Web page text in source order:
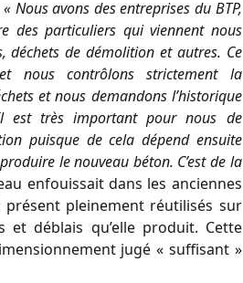
« Nous avons des entreprises du BTP,
des particuliers qui viennent nous
déchets de démolition et autres. Ce
nous contrôlons strictement la
et nous demandons l’historique
est très important pour nous de
puisque de cela dépend ensuite
le nouveau béton. C’est de la
enfouissait dans les anciennes
pleinement réutilisés sur
et déblais qu’elle produit. Cette
jugé « suffisant »